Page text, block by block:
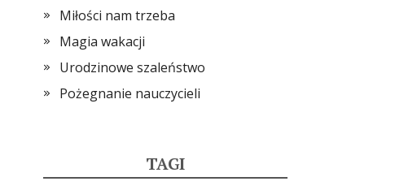
Miłości nam trzeba
Magia wakacji
Urodzinowe szaleństwo
Pożegnanie nauczycieli
TAGI